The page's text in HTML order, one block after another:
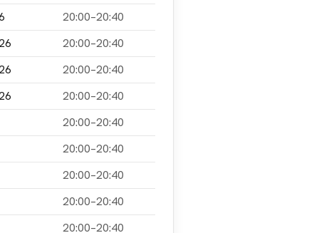
20:00–20:40
20:00–20:40
20:00–20:40
20:00–20:40
20:00–20:40
20:00–20:40
20:00–20:40
20:00–20:40
20:00–20:40